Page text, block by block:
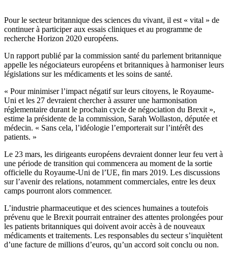
Pour le secteur britannique des sciences du vivant, il est « vital » de
continuer à participer aux essais cliniques et au programme de
recherche Horizon 2020 européens.
Un rapport publié par la commission santé du parlement britannique
appelle les négociateurs européens et britanniques à harmoniser leurs
législations sur les médicaments et les soins de santé.
« Pour minimiser l’impact négatif sur leurs citoyens, le Royaume-
Uni et les 27 devraient chercher à assurer une harmonisation
réglementaire durant le prochain cycle de négociation du Brexit »,
estime la présidente de la commission, Sarah Wollaston, députée et
médecin. « Sans cela, l’idéologie l’emporterait sur l’intérêt des
patients. »
Le 23 mars, les dirigeants européens devraient donner leur feu vert à
une période de transition qui commencera au moment de la sortie
officielle du Royaume-Uni de l’UE, fin mars 2019. Les discussions
sur l’avenir des relations, notamment commerciales, entre les deux
camps pourront alors commencer.
L’industrie pharmaceutique et des sciences humaines a toutefois
prévenu que le Brexit pourrait entrainer des attentes prolongées pour
les patients britanniques qui doivent avoir accès à de nouveaux
médicaments et traitements. Les responsables du secteur s’inquiètent
d’une facture de millions d’euros, qu’un accord soit conclu ou non.